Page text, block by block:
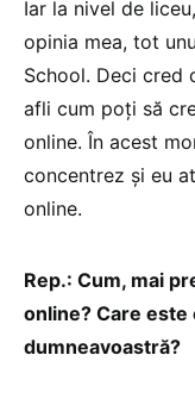
Iar la nivel de
opinia mea, tot
School. Deci cred
afli cum poți să
online. În acest
concentrez și eu
online.
Rep.: Cum, mai
online? Care este
dumneavoastră?